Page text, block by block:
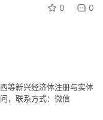
0 0
等新兴经济体注册与实体
，联系方式：微信